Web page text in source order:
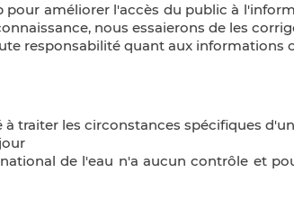
améliorer l'accès du public à
nous essaierons de les
responsabilité quant aux informations
traiter les circonstances spécifiques
de l'eau n'a aucun contrôle et